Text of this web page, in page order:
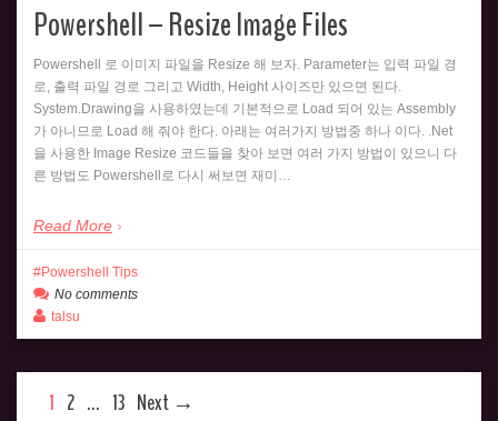
Powershell – Resize Image Files
Powershell 로 이미지 파일을 Resize 해 보자. Parameter는 입력 파일 경
로, 출력 파일 경로 그리고 Width, Height 사이즈만 있으면 된다.
System.Drawing을 사용하였는데 기본적으로 Load 되어 있는 Assembly
가 아니므로 Load 해 줘야 한다. 아래는 여러가지 방법중 하나 이다. .Net
을 사용한 Image Resize 코드들을 찾아 보면 여러 가지 방법이 있으니 다
른 방법도 Powershell로 다시 써보면 재미…
Read More
Powershell Tips
No comments
talsu
1 2 … 13 Next →